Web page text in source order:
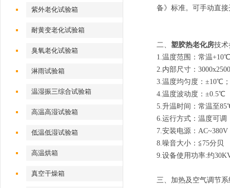
紫外老化试验箱
耐黄变老化试验箱
臭氧老化试验箱
淋雨试验箱
温湿振三综合试验箱
高温高湿试验箱
低温低湿试验箱
高温烘箱
真空干燥箱
备》标准。可手动直
二、 塑胶热老化房技术
1.温度范围：常温
2.内部尺寸：
3.温度均匀度：±10℃
4.温度波动度：±0.5℃
5.升温时间：常温至
6.运行方式：温度可调
7.安装电源：AC~380V
8.噪音大小：≦75分贝
9.设备使用功率:约
三、加热及空气调节系